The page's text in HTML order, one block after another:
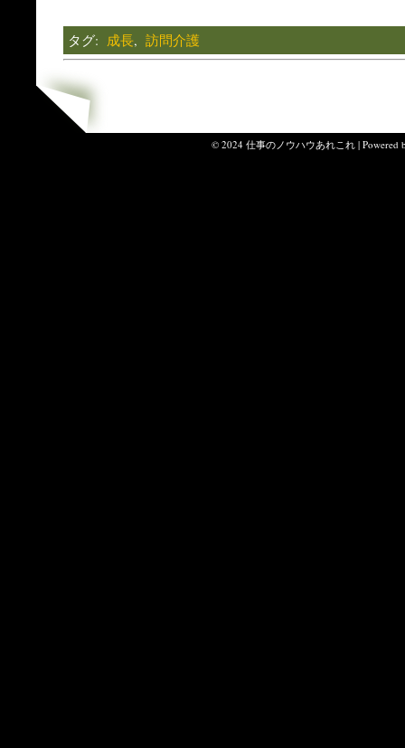
タグ: 成長, 訪問介護
© 2024 仕事のノウハウあれこれ | Powered